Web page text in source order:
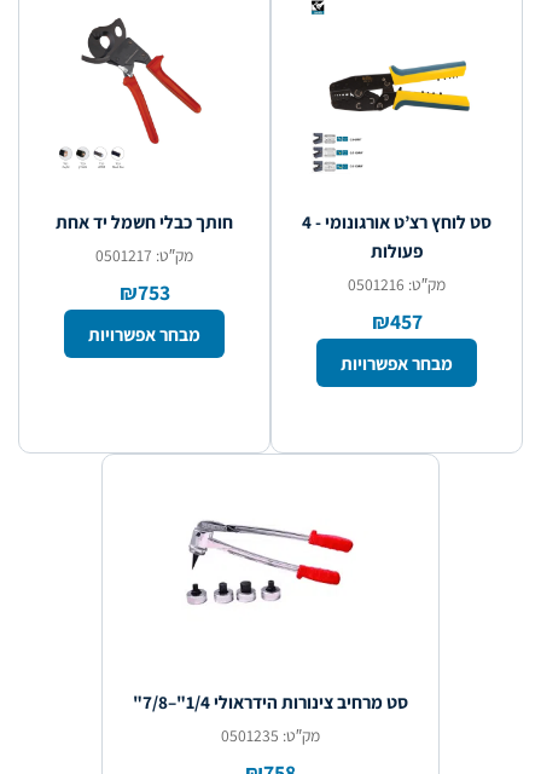
סט לוחץ רצ’ט אורגונומי - 4
פעולות
₪457
מבחר אפשרויות
חותך כבלי חשמל יד אחת
₪753
מבחר אפשרויות
סט מרחיב צינורות הידראולי 1/4"–7/8"